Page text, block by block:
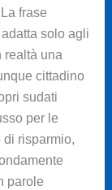
frase
solo agli
realtà una
cittadino
sudati
per le
risparmio,
parole